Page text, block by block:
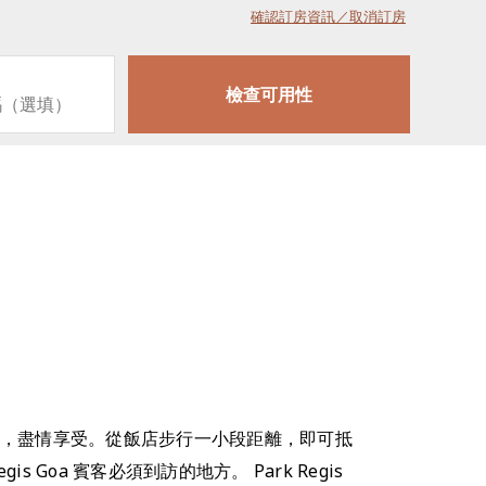
確認訂房資訊／取消訂房
盡情享受。從飯店步行一小段距離，即可抵
Goa 賓客必須到訪的地方。 Park Regis